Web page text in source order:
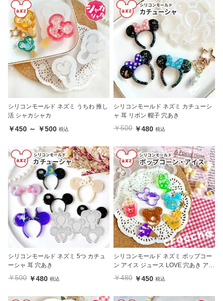
シリコンモールド ネズミ うちわ 推し
活 シャカシャカ
￥450 ～ ￥500 税込
シリコンモールド ネズミ カチューシ
ャ 耳 リボン 帽子 穴あき
￥500 ￥480 税込
シリコンモールド ネズミ 5つ カチュ
ーシャ 耳 穴あき
￥500 ￥480 税込
シリコンモールド ネズミ ポップコー
ン アイス ジュース LOVE 穴あき アク
セサリー
￥480 ￥450 税込